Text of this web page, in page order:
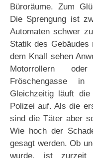
Büroräume. Zum
Die Sprengung ist
Automaten schwer
Statik des
dem Knall sehen
Motorrollern
Fröschengasse in
Gleichzeitig läuft
Polizei auf. Als die
sind die Täter aber
Wie hoch der
gesagt werden. Ob
wurde, ist